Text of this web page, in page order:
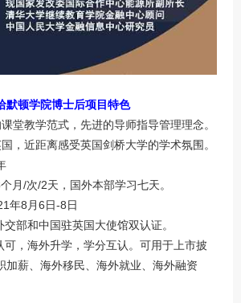
顿学院博士后项目特色
教学范式，先进的导师指导管理理念。
近距离感受英国剑桥大学的学术氛围。
/次/2天，国外本部学习七天。
8月6日-8日
和中国驻英国大使馆双认证。
海外升学，学分互认。可用于上市披
加薪、海外移民、海外就业、海外融资